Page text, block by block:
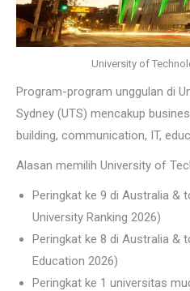
University of
Program-program unggulan di
Sydney (UTS) mencakup
building, communication, IT,
Alasan memilih University of
Peringkat ke 9 di Australia &
University Ranking 2026)
Peringkat ke 8 di Australia &
Education 2026)
Peringkat ke 1 universitas